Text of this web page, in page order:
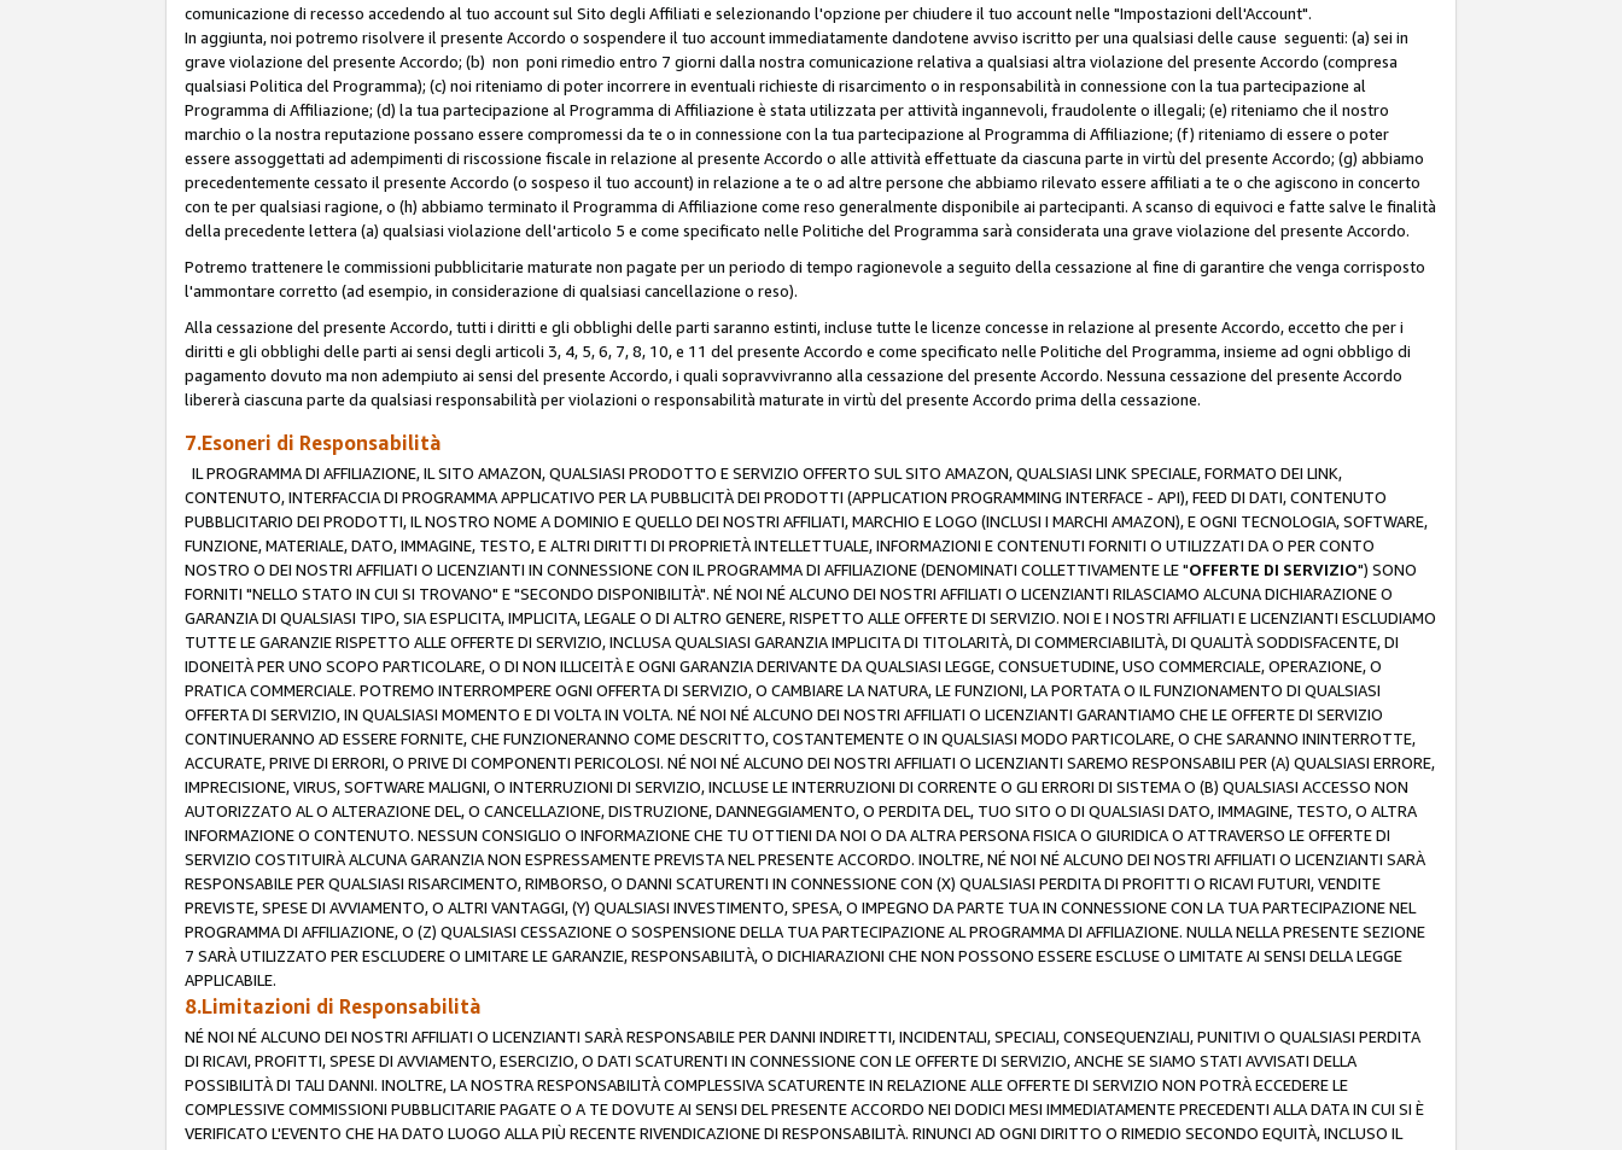
comunicazione di recesso accedendo al tuo account sul Sito degli Affiliati e selezionando l'opzione per chiudere il tuo account nelle "Impostazioni dell'Account".
In aggiunta, noi potremo risolvere il presente Accordo o sospendere il tuo account immediatamente dandotene avviso iscritto per una qualsiasi delle cause seguenti: (a) sei in
grave violazione del presente Accordo; (b) non poni rimedio entro 7 giorni dalla nostra comunicazione relativa a qualsiasi altra violazione del presente Accordo (compresa
qualsiasi Politica del Programma); (c) noi riteniamo di poter incorrere in eventuali richieste di risarcimento o in responsabilità in connessione con la tua partecipazione al
Programma di Affiliazione; (d) la tua partecipazione al Programma di Affiliazione è stata utilizzata per attività ingannevoli, fraudolente o illegali; (e) riteniamo che il nostro
marchio o la nostra reputazione possano essere compromessi da te o in connessione con la tua partecipazione al Programma di Affiliazione; (f) riteniamo di essere o poter
essere assoggettati ad adempimenti di riscossione fiscale in relazione al presente Accordo o alle attività effettuate da ciascuna parte in virtù del presente Accordo; (g) abbiamo
precedentemente cessato il presente Accordo (o sospeso il tuo account) in relazione a te o ad altre persone che abbiamo rilevato essere affiliati a te o che agiscono in concerto
con te per qualsiasi ragione, o (h) abbiamo terminato il Programma di Affiliazione come reso generalmente disponibile ai partecipanti. A scanso di equivoci e fatte salve le finalità
della precedente lettera (a) qualsiasi violazione dell'articolo 5 e come specificato nelle Politiche del Programma sarà considerata una grave violazione del presente Accordo.
Potremo trattenere le commissioni pubblicitarie maturate non pagate per un periodo di tempo ragionevole a seguito della cessazione al fine di garantire che venga corrisposto
l'ammontare corretto (ad esempio, in considerazione di qualsiasi cancellazione o reso).
Alla cessazione del presente Accordo, tutti i diritti e gli obblighi delle parti saranno estinti, incluse tutte le licenze concesse in relazione al presente Accordo, eccetto che per i
diritti e gli obblighi delle parti ai sensi degli articoli 3, 4, 5, 6, 7, 8, 10, e 11 del presente Accordo e come specificato nelle Politiche del Programma, insieme ad ogni obbligo di
pagamento dovuto ma non adempiuto ai sensi del presente Accordo, i quali sopravvivranno alla cessazione del presente Accordo. Nessuna cessazione del presente Accordo
libererà ciascuna parte da qualsiasi responsabilità per violazioni o responsabilità maturate in virtù del presente Accordo prima della cessazione.
7.Esoneri di Responsabilità
IL PROGRAMMA DI AFFILIAZIONE, IL SITO AMAZON, QUALSIASI PRODOTTO E SERVIZIO OFFERTO SUL SITO AMAZON, QUALSIASI LINK SPECIALE, FORMATO DEI LINK,
CONTENUTO, INTERFACCIA DI PROGRAMMA APPLICATIVO PER LA PUBBLICITÀ DEI PRODOTTI (APPLICATION PROGRAMMING INTERFACE - API), FEED DI DATI, CONTENUTO
PUBBLICITARIO DEI PRODOTTI, IL NOSTRO NOME A DOMINIO E QUELLO DEI NOSTRI AFFILIATI, MARCHIO E LOGO (INCLUSI I MARCHI AMAZON), E OGNI TECNOLOGIA, SOFTWARE,
FUNZIONE, MATERIALE, DATO, IMMAGINE, TESTO, E ALTRI DIRITTI DI PROPRIETÀ INTELLETTUALE, INFORMAZIONI E CONTENUTI FORNITI O UTILIZZATI DA O PER CONTO
NOSTRO O DEI NOSTRI AFFILIATI O LICENZIANTI IN CONNESSIONE CON IL PROGRAMMA DI AFFILIAZIONE (DENOMINATI COLLETTIVAMENTE LE "OFFERTE DI SERVIZIO") SONO
FORNITI "NELLO STATO IN CUI SI TROVANO" E "SECONDO DISPONIBILITÀ". NÉ NOI NÉ ALCUNO DEI NOSTRI AFFILIATI O LICENZIANTI RILASCIAMO ALCUNA DICHIARAZIONE O
GARANZIA DI QUALSIASI TIPO, SIA ESPLICITA, IMPLICITA, LEGALE O DI ALTRO GENERE, RISPETTO ALLE OFFERTE DI SERVIZIO. NOI E I NOSTRI AFFILIATI E LICENZIANTI ESCLUDIAMO
TUTTE LE GARANZIE RISPETTO ALLE OFFERTE DI SERVIZIO, INCLUSA QUALSIASI GARANZIA IMPLICITA DI TITOLARITÀ, DI COMMERCIABILITÀ, DI QUALITÀ SODDISFACENTE, DI
IDONEITÀ PER UNO SCOPO PARTICOLARE, O DI NON ILLICEITÀ E OGNI GARANZIA DERIVANTE DA QUALSIASI LEGGE, CONSUETUDINE, USO COMMERCIALE, OPERAZIONE, O
PRATICA COMMERCIALE. POTREMO INTERROMPERE OGNI OFFERTA DI SERVIZIO, O CAMBIARE LA NATURA, LE FUNZIONI, LA PORTATA O IL FUNZIONAMENTO DI QUALSIASI
OFFERTA DI SERVIZIO, IN QUALSIASI MOMENTO E DI VOLTA IN VOLTA. NÉ NOI NÉ ALCUNO DEI NOSTRI AFFILIATI O LICENZIANTI GARANTIAMO CHE LE OFFERTE DI SERVIZIO
CONTINUERANNO AD ESSERE FORNITE, CHE FUNZIONERANNO COME DESCRITTO, COSTANTEMENTE O IN QUALSIASI MODO PARTICOLARE, O CHE SARANNO ININTERROTTE,
ACCURATE, PRIVE DI ERRORI, O PRIVE DI COMPONENTI PERICOLOSI. NÉ NOI NÉ ALCUNO DEI NOSTRI AFFILIATI O LICENZIANTI SAREMO RESPONSABILI PER (A) QUALSIASI ERRORE,
IMPRECISIONE, VIRUS, SOFTWARE MALIGNI, O INTERRUZIONI DI SERVIZIO, INCLUSE LE INTERRUZIONI DI CORRENTE O GLI ERRORI DI SISTEMA O (B) QUALSIASI ACCESSO NON
AUTORIZZATO AL O ALTERAZIONE DEL, O CANCELLAZIONE, DISTRUZIONE, DANNEGGIAMENTO, O PERDITA DEL, TUO SITO O DI QUALSIASI DATO, IMMAGINE, TESTO, O ALTRA
INFORMAZIONE O CONTENUTO. NESSUN CONSIGLIO O INFORMAZIONE CHE TU OTTIENI DA NOI O DA ALTRA PERSONA FISICA O GIURIDICA O ATTRAVERSO LE OFFERTE DI
SERVIZIO COSTITUIRÀ ALCUNA GARANZIA NON ESPRESSAMENTE PREVISTA NEL PRESENTE ACCORDO. INOLTRE, NÉ NOI NÉ ALCUNO DEI NOSTRI AFFILIATI O LICENZIANTI SARÀ
RESPONSABILE PER QUALSIASI RISARCIMENTO, RIMBORSO, O DANNI SCATURENTI IN CONNESSIONE CON (X) QUALSIASI PERDITA DI PROFITTI O RICAVI FUTURI, VENDITE
PREVISTE, SPESE DI AVVIAMENTO, O ALTRI VANTAGGI, (Y) QUALSIASI INVESTIMENTO, SPESA, O IMPEGNO DA PARTE TUA IN CONNESSIONE CON LA TUA PARTECIPAZIONE NEL
PROGRAMMA DI AFFILIAZIONE, O (Z) QUALSIASI CESSAZIONE O SOSPENSIONE DELLA TUA PARTECIPAZIONE AL PROGRAMMA DI AFFILIAZIONE. NULLA NELLA PRESENTE SEZIONE
7 SARÀ UTILIZZATO PER ESCLUDERE O LIMITARE LE GARANZIE, RESPONSABILITÀ, O DICHIARAZIONI CHE NON POSSONO ESSERE ESCLUSE O LIMITATE AI SENSI DELLA LEGGE
APPLICABILE.
8.Limitazioni di Responsabilità
NÉ NOI NÉ ALCUNO DEI NOSTRI AFFILIATI O LICENZIANTI SARÀ RESPONSABILE PER DANNI INDIRETTI, INCIDENTALI, SPECIALI, CONSEQUENZIALI, PUNITIVI O QUALSIASI PERDITA
DI RICAVI, PROFITTI, SPESE DI AVVIAMENTO, ESERCIZIO, O DATI SCATURENTI IN CONNESSIONE CON LE OFFERTE DI SERVIZIO, ANCHE SE SIAMO STATI AVVISATI DELLA
POSSIBILITÀ DI TALI DANNI. INOLTRE, LA NOSTRA RESPONSABILITÀ COMPLESSIVA SCATURENTE IN RELAZIONE ALLE OFFERTE DI SERVIZIO NON POTRÀ ECCEDERE LE
COMPLESSIVE COMMISSIONI PUBBLICITARIE PAGATE O A TE DOVUTE AI SENSI DEL PRESENTE ACCORDO NEI DODICI MESI IMMEDIATAMENTE PRECEDENTI ALLA DATA IN CUI SI È
VERIFICATO L'EVENTO CHE HA DATO LUOGO ALLA PIÙ RECENTE RIVENDICAZIONE DI RESPONSABILITÀ. RINUNCI AD OGNI DIRITTO O RIMEDIO SECONDO EQUITÀ, INCLUSO IL